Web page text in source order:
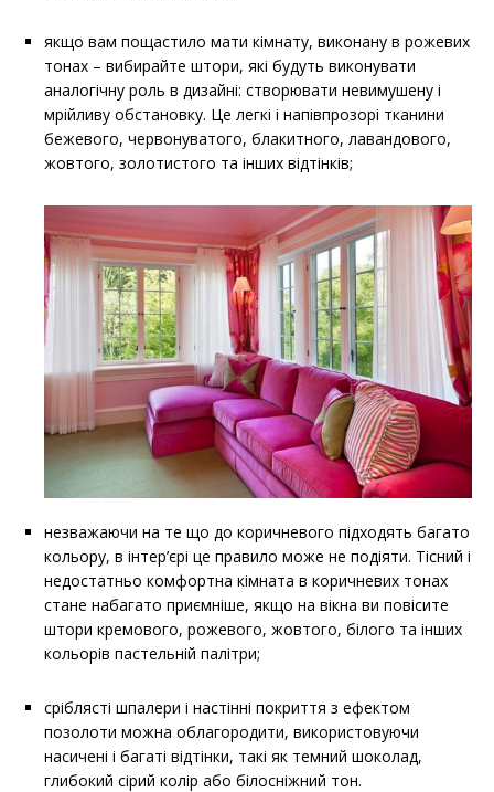
якщо вам пощастило мати кімнату, виконану в рожевих
тонах – вибирайте штори, які будуть виконувати
аналогічну роль в дизайні: створювати невимушену і
мрійливу обстановку. Це легкі і напівпрозорі тканини
бежевого, червонуватого, блакитного, лавандового,
жовтого, золотистого та інших відтінків;
незважаючи на те що до коричневого підходять багато
кольору, в інтер’єрі це правило може не подіяти. Тісний і
недостатньо комфортна кімната в коричневих тонах
стане набагато приємніше, якщо на вікна ви повісите
штори кремового, рожевого, жовтого, білого та інших
кольорів пастельній палітри;
сріблясті шпалери і настінні покриття з ефектом
позолоти можна облагородити, використовуючи
насичені і багаті відтінки, такі як темний шоколад,
глибокий сірий колір або білосніжний тон.